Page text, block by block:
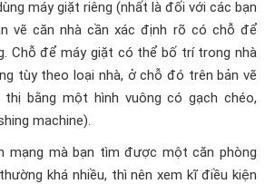
máy giặt riêng (nhất là đối với các bạn
vẽ căn nhà cần xác định rõ có chỗ để
Chỗ để máy giặt có thể bố trí trong nhà
tùy theo loại nhà, ở chỗ đó trên bản vẽ
bằng một hình vuông có gạch chéo,
machine).
mạng mà bạn tìm được một căn phòng
khá nhiều, thì nên xem kĩ điều kiện